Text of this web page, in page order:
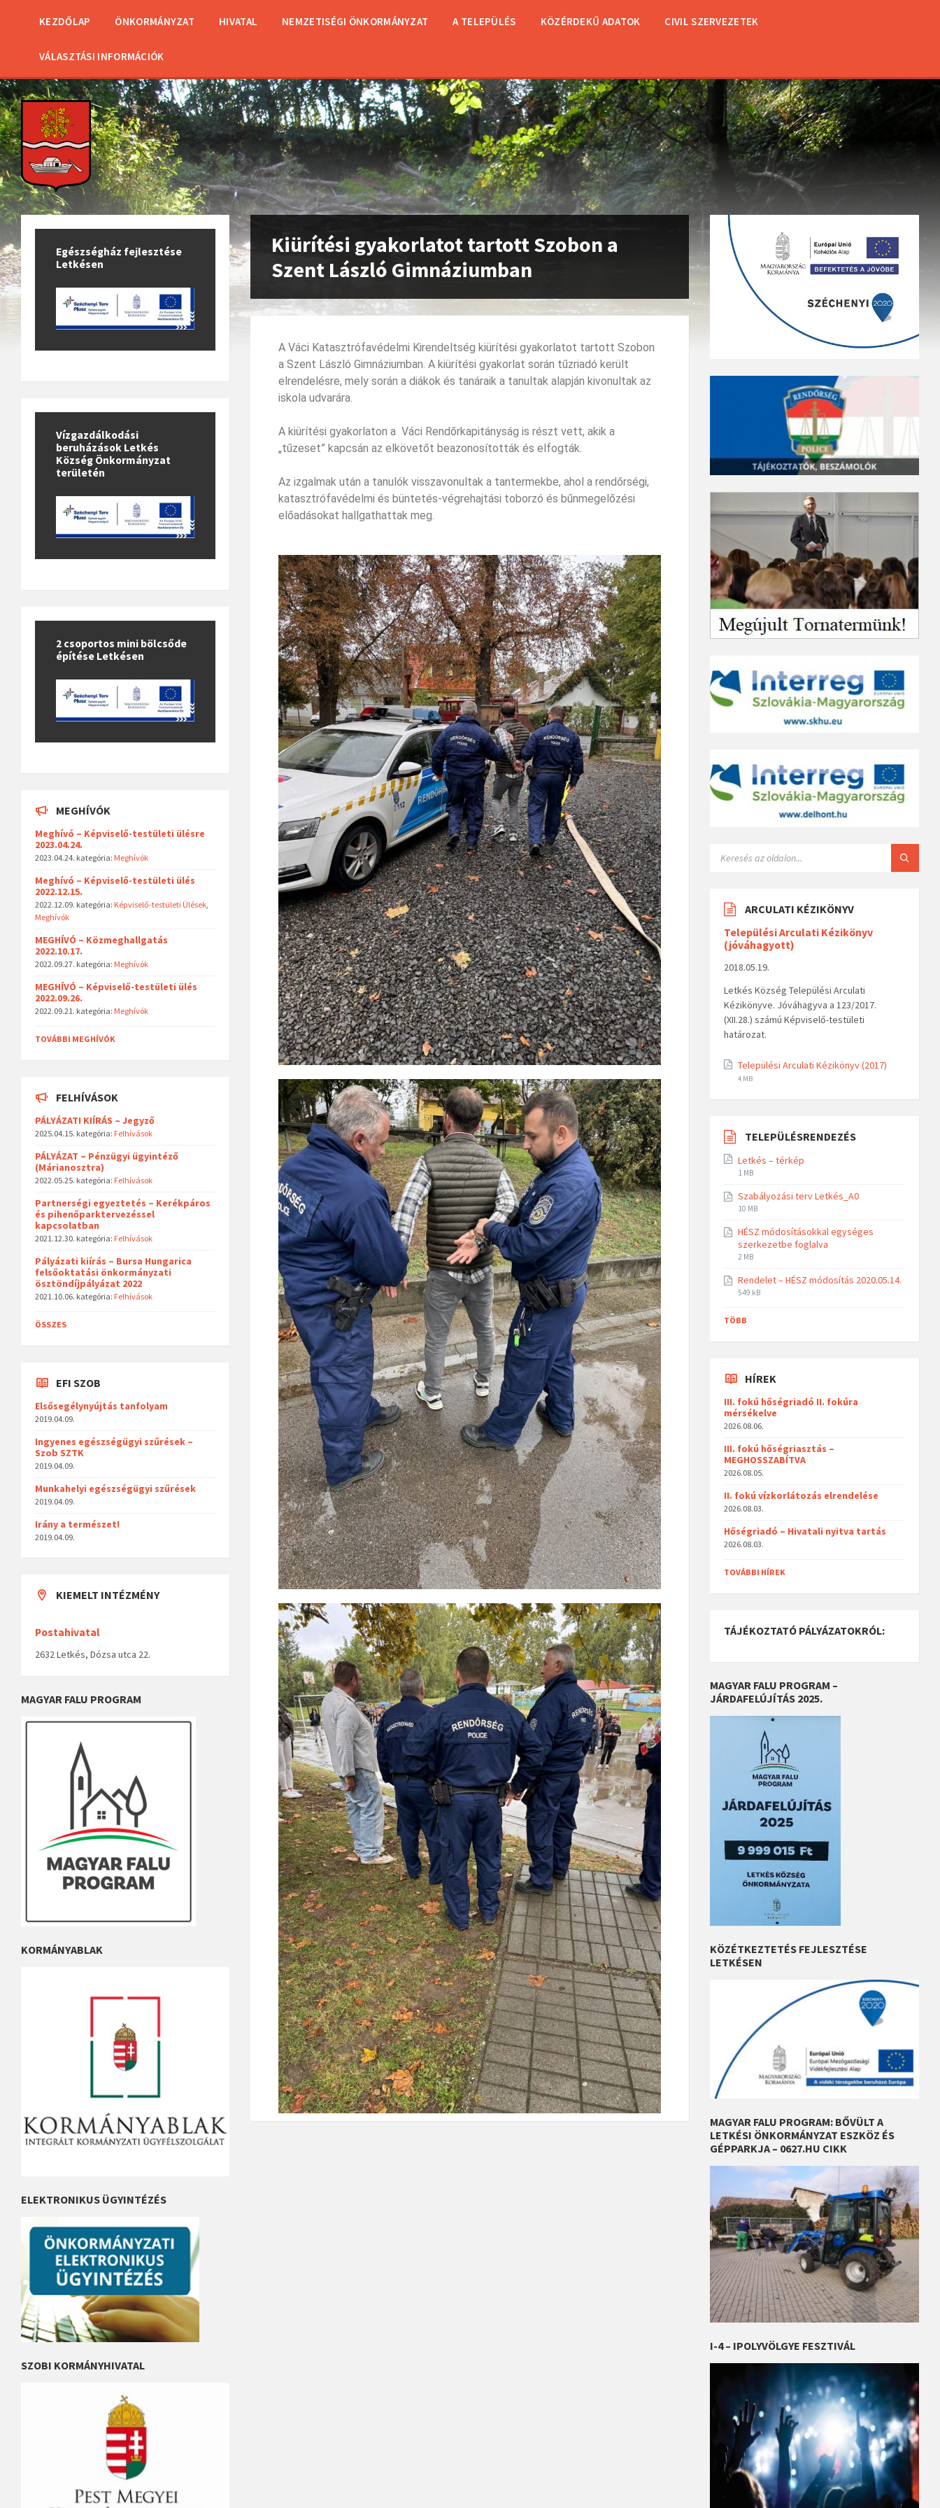
KEZDŐLAP ÖNKORMÁNYZAT HIVATAL NEMZETISÉGI ÖNKORMÁNYZAT A TELEPÜLÉS KÖZÉRDEKŰ ADATOK CIVIL SZERVEZETEK
VÁLASZTÁSI INFORMÁCIÓK
Kiürítési gyakorlatot tartott Szobon a
Szent László Gimnáziumban
A Váci Katasztrófavédelmi Kirendeltség kiürítési gyakorlatot tartott Szobon
a Szent László Gimnáziumban. A kiürítési gyakorlat során tűzriadó került
elrendelésre, mely során a diákok és tanáraik a tanultak alapján kivonultak az
iskola udvarára.
A kiürítési gyakorlaton a Váci Rendőrkapitányság is részt vett, akik a
„tűzeset” kapcsán az elkövetőt beazonosították és elfogták.
Az izgalmak után a tanulók visszavonultak a tantermekbe, ahol a rendőrségi,
katasztrófavédelmi és büntetés-végrehajtási toborzó és bűnmegelőzési
előadásokat hallgathattak meg.
Egészségház fejlesztése
Letkésen
Vízgazdálkodási
beruházások Letkés
Község Önkormányzat
területén
2 csoportos mini bölcsőde
építése Letkésen
MEGHÍVÓK
Meghívó – Képviselő-testületi ülésre
2023.04.24.
2023.04.24. kategória: Meghívók
Meghívó – Képviselő-testületi ülés
2022.12.15.
2022.12.09. kategória: Képviselő-testületi Ülések,
Meghívók
MEGHÍVÓ – Közmeghallgatás
2022.10.17.
2022.09.27. kategória: Meghívók
MEGHÍVÓ – Képviselő-testületi ülés
2022.09.26.
2022.09.21. kategória: Meghívók
TOVÁBBI MEGHÍVÓK
FELHÍVÁSOK
PÁLYÁZATI KIÍRÁS – Jegyző
2025.04.15. kategória: Felhívások
PÁLYÁZAT – Pénzügyi ügyintéző
(Márianosztra)
2022.05.25. kategória: Felhívások
Partnerségi egyeztetés – Kerékpáros
és pihenőparktervezéssel
kapcsolatban
2021.12.30. kategória: Felhívások
Pályázati kiírás – Bursa Hungarica
felsőoktatási önkormányzati
ösztöndíjpályázat 2022
2021.10.06. kategória: Felhívások
ÖSSZES
EFI SZOB
Elsősegélynyújtás tanfolyam
2019.04.09.
Ingyenes egészségügyi szűrések –
Szob SZTK
2019.04.09.
Munkahelyi egészségügyi szűrések
2019.04.09.
Irány a természet!
2019.04.09.
KIEMELT INTÉZMÉNY
Postahivatal
2632 Letkés, Dózsa utca 22.
MAGYAR FALU PROGRAM
KORMÁNYABLAK
ELEKTRONIKUS ÜGYINTÉZÉS
SZOBI KORMÁNYHIVATAL
ARCULATI KÉZIKÖNYV
Települési Arculati Kézikönyv
(jóváhagyott)
2018.05.19.
Letkés Község Települési Arculati
Kézikönyve. Jóváhagyva a 123/2017.
(XII.28.) számú Képviselő-testületi
határozat.
Települési Arculati Kézikönyv (2017)
4 MB
TELEPÜLÉSRENDEZÉS
Letkés – térkép
1 MB
Szabályozási terv Letkés_A0
10 MB
HÉSZ módosításokkal egységes
szerkezetbe foglalva
2 MB
Rendelet – HÉSZ módosítás 2020.05.14.
549 kB
TÖBB
HÍREK
III. fokú hőségriadó II. fokúra
mérsékelve
2026.08.06.
III. fokú hőségriasztás –
MEGHOSSZABÍTVA
2026.08.05.
II. fokú vízkorlátozás elrendelése
2026.08.03.
Hőségriadó – Hivatali nyitva tartás
2026.08.03.
TOVÁBBI HÍREK
TÁJÉKOZTATÓ PÁLYÁZATOKRÓL:
MAGYAR FALU PROGRAM –
JÁRDAFELÚJÍTÁS 2025.
KÖZÉTKEZTETÉS FEJLESZTÉSE
LETKÉSEN
MAGYAR FALU PROGRAM: BŐVÜLT A
LETKÉSI ÖNKORMÁNYZAT ESZKÖZ ÉS
GÉPPARKJA – 0627.HU CIKK
I-4 – IPOLYVÖLGYE FESZTIVÁL